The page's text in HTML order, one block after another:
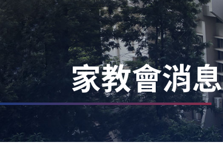
家教會消息